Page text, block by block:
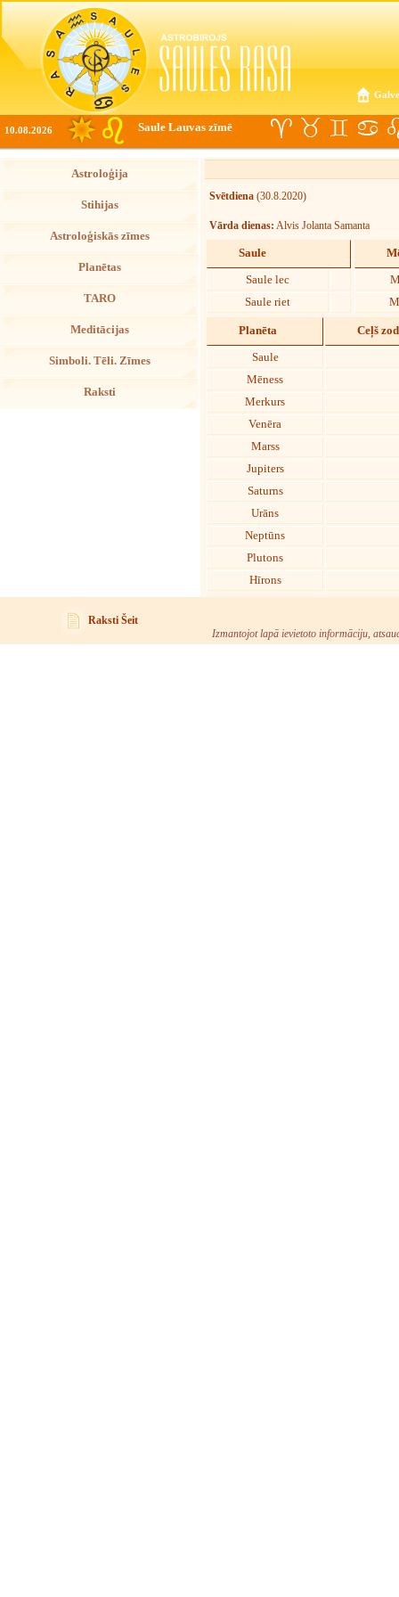
10.08.2026 Saule Lauvas zīmē
Astroloģija
Stihijas
Astroloģiskās zīmes
Planētas
TARO
Meditācijas
Simboli. Tēli. Zīmes
Raksti
Svētdiena (30.8.2020)
Vārda dienas: Alvis Jolanta Samanta
Saule
Saule lec
Saule riet
Planēta Ceļš
Saule
Mēness
Merkurs
Venēra
Marss
Jupiters
Saturns
Urāns
Neptūns
Plutons
Hīrons
Raksti Šeit
Izmantojot lapā ievietoto informāciju,